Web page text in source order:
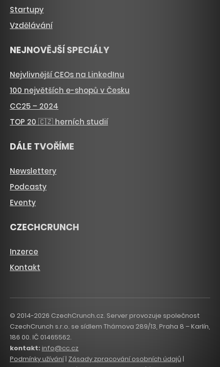
Startupy
Vzdělávání
NEJNOVĚJŠÍ SPECIÁLY
Nejvlivnější CEOs na LinkedInu
100 největších e-shopů v Česku
CC25 – 2024
TOP 20 🇨🇿 herních studií
DÁLE TVOŘÍME
Newslettery
Podcasty
Eventy
CZECHCRUNCH
Inzerce
Kontakt
© 2014-2026 CzechCrunch.cz. Server provozuje společnost
CzechCrunch s.r.o. se sídlem Thámova 289/13, Praha 8 – Karlín,
186 00. IČ 01465562.
kontakt:info@cc.cz
Podmínky užívání| Zásady zpracování osobních údajů |